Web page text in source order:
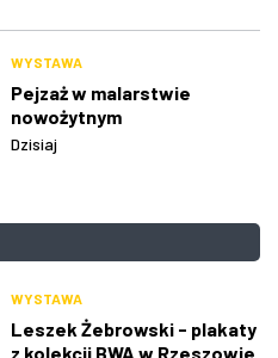
WYSTAWA
Pejzaż w malarstwie
nowożytnym
Dzisiaj
WYSTAWA
Leszek Żebrowski - plakaty
z kolekcji BWA w Rzeszowie